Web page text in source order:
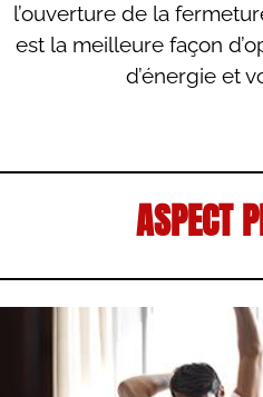
l’ouverture de la
est la meilleure façon
d’énergie et
ASPECT